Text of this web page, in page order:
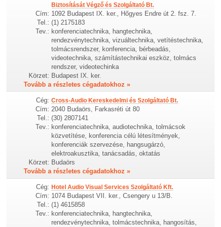
Biztosítását Végző és Szolgáltató Bt.
Cím: 1092 Budapest IX. ker., Hőgyes Endre út 2. fsz. 7.
Tel.: (1) 2175183
Tev.: konferenciatechnika, hangtechnika,
rendezvénytechnika, vizuáltechnika, vetítéstechnika,
tolmácsrendszer, konferencia, bérbeadás,
videotechnika, számítástechnikai eszköz, tolmács
rendszer, videotechinka
Körzet: Budapest IX. ker.
Tovább a részletes cégadatokhoz »
Cég: Cross-Audio Kereskedelmi és Szolgáltató Bt.
Cím: 2040 Budaörs, Farkasréti út 80
Tel.: (30) 2807141
Tev.: konferenciatechnika, audiotechnika, tolmácsok
közvetítése, konferencia célú létesítmények,
konferenciák szervezése, hangsugárzó,
elektroakusztika, tanácsadás, oktatás
Körzet: Budaörs
Tovább a részletes cégadatokhoz »
Cég: Hotel Audio Visual Services Szolgáltató Kft.
Cím: 1074 Budapest VII. ker., Csengery u 13/B.
Tel.: (1) 4615858
Tev.: konferenciatechnika, hangtechnika,
rendezvénytechnika, tolmácstechnika, hangosítás,